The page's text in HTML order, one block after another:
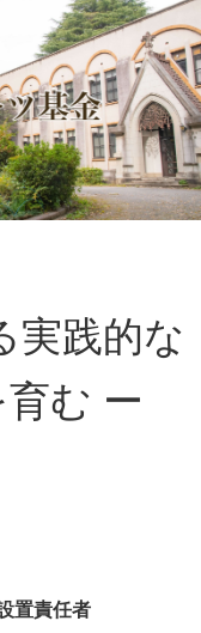
実践的な
む ー
置責任者